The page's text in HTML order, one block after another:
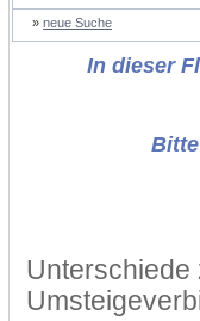
» neue Suche
In dieser
Unterschiede